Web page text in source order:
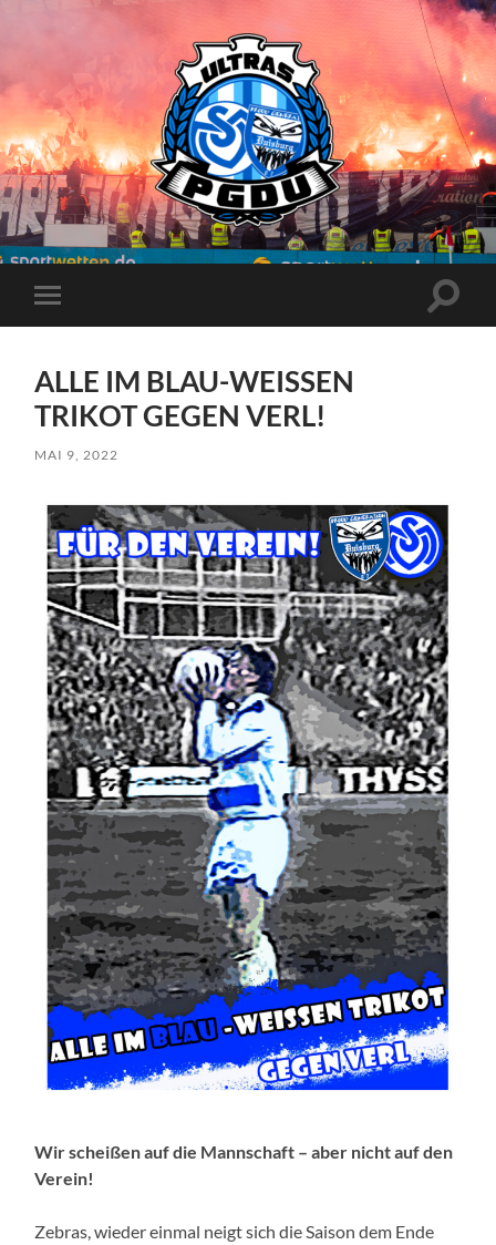
Proud
Generation
Duisburg
Mobile-
Menü
ALLE IM BLAU-WEISSEN
TRIKOT GEGEN VERL!
MAI 9, 2022
Wir scheißen auf die Mannschaft – aber nicht auf den
Verein!
Zebras, wieder einmal neigt sich die Saison dem Ende